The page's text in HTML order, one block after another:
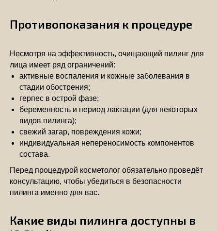
Противопоказания к процедуре
Несмотря на эффективность, очищающий пилинг для
лица имеет ряд ограничений:
активные воспаления и кожные заболевания в
стадии обострения;
герпес в острой фазе;
беременность и период лактации (для некоторых
видов пилинга);
свежий загар, повреждения кожи;
индивидуальная непереносимость компонентов
состава.
Перед процедурой косметолог обязательно проведёт
консультацию, чтобы убедиться в безопасности
пилинга именно для вас.
Какие виды пилинга доступны в